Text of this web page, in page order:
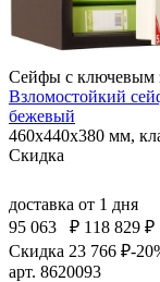
Сейфы с ключевым
Взломостойкий
бежевый
460x440x380 мм,
Скидка
доставка от 1 дня
95 063
₽ 118 829 ₽
Скидка 23 766 ₽-
арт. 8620093